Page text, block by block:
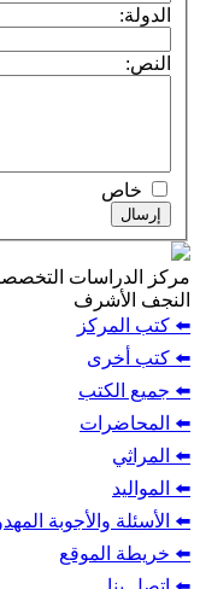
الدولة:
النص:
خاص
إرسال
مركز الدراسات
النجف الأشرف
⬅️ كتب المركز
⬅️ كتب أخرى
⬅️ جميع الكتب
⬅️ المحاضرات
⬅️ المراثي
⬅️ المواليد
⬅️ الأسئلة والأجوبة
⬅️ خريطة الموقع